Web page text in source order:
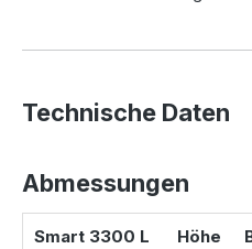
mit den
Technische Daten
Abmessungen
Smart 3300 L Höhe